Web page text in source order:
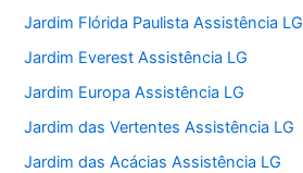
Jardim Flórida Paulista Assistência LG
Jardim Everest Assistência LG
Jardim Europa Assistência LG
Jardim das Vertentes Assistência LG
Jardim das Acácias Assistência LG